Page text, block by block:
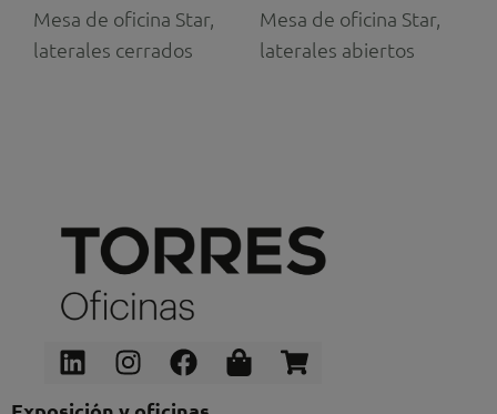
Mesa de oficina Star,
laterales cerrados
Mesa de oficina Star,
laterales abiertos
LinkedinInstagram
Facebook
Shopping-
bag
Shopping-
cart